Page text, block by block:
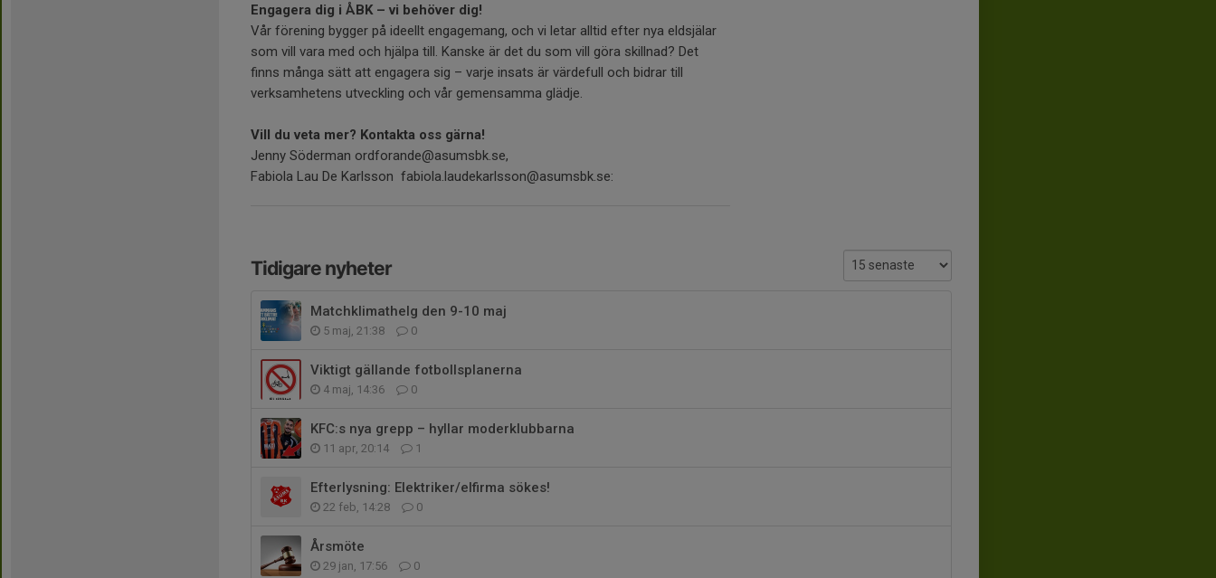
Engagera dig i ÅBK – vi behöver dig!
Vår förening bygger på ideellt engagemang, och vi letar alltid efter nya eldsjälar
som vill vara med och hjälpa till. Kanske är det du som vill göra skillnad? Det
finns många sätt att engagera sig – varje insats är värdefull och bidrar till
verksamhetens utveckling och vår gemensamma glädje.
Vill du veta mer? Kontakta oss gärna!
Jenny Söderman ordforande@asumsbk.se,
Fabiola Lau De Karlsson fabiola.laudekarlsson@asumsbk.se:
Tidigare nyheter
Matchklimathelg den 9-10 maj
5 maj, 21:38 0
Viktigt gällande fotbollsplanerna
4 maj, 14:36 0
KFC:s nya grepp – hyllar moderklubbarna
11 apr, 20:14 1
Efterlysning: Elektriker/elfirma sökes!
22 feb, 14:28 0
Årsmöte
29 jan, 17:56 0